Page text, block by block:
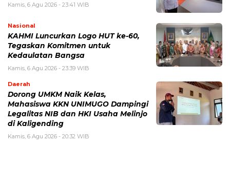
Kamis, 6 Agu 2026 - 23:41 WIB
Nasional
KAHMI Luncurkan Logo HUT ke-60,
Tegaskan Komitmen untuk
Kedaulatan Bangsa
Kamis, 6 Agu 2026 - 23:39 WIB
Daerah
Dorong UMKM Naik Kelas,
Mahasiswa KKN UNIMUGO Dampingi
Legalitas NIB dan HKI Usaha Melinjo
di Kaligending
Kamis, 6 Agu 2026 - 20:32 WIB